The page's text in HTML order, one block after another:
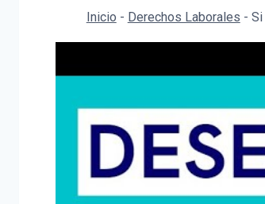
Inicio - Derechos Laborales -